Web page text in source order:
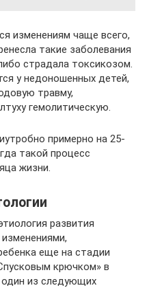
изменениям чаще всего,
такие заболевания
страдала токсикозом.
у недоношенных детей,
травму,
гемолитическую.
примерно на 25-
такой процесс
жизни.
развития
еще на стадии
крючком» в
из следующих